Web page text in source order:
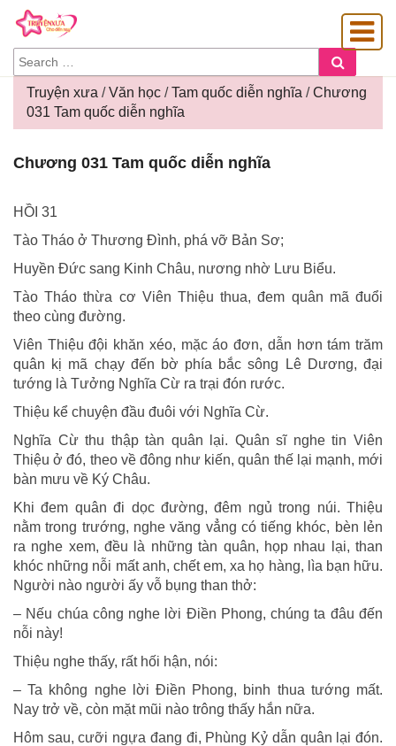
SEARCH
FOR:
Truyện xưa /Văn học /Tam quốc diễn nghĩa /Chương
031 Tam quốc diễn nghĩa
Chương
031
nghĩa
Chương 031 Tam quốc diễn nghĩa
HỒI 31
Tào Tháo ở Thương Đình, phá vỡ Bản Sơ;
Huyền Đức sang Kinh Châu, nương nhờ Lưu Biểu.
Tào Tháo thừa cơ Viên Thiệu thua, đem quân mã đuổi
theo cùng đường.
Viên Thiệu đội khăn xéo, mặc áo đơn, dẫn hơn tám trăm
quân kị mã chạy đến bờ phía bắc sông Lê Dương, đại
tướng là Tưởng Nghĩa Cừ ra trại đón rước.
Thiệu kể chuyện đầu đuôi với Nghĩa Cừ.
Nghĩa Cừ thu thập tàn quân lại. Quân sĩ nghe tin Viên
Thiệu ở đó, theo về đông như kiến, quân thế lại mạnh, mới
bàn mưu về Ký Châu.
Khi đem quân đi dọc đường, đêm ngủ trong núi. Thiệu
nằm trong trướng, nghe văng vẳng có tiếng khóc, bèn lẻn
ra nghe xem, đều là những tàn quân, họp nhau lại, than
khóc những nỗi mất anh, chết em, xa họ hàng, lìa bạn hữu.
Người nào người ấy vỗ bụng than thở:
– Nếu chúa công nghe lời Điền Phong, chúng ta đâu đến
nỗi này!
Thiệu nghe thấy, rất hối hận, nói:
– Ta không nghe lời Điền Phong, binh thua tướng mất.
Nay trở về, còn mặt mũi nào trông thấy hắn nữa.
Hôm sau, cưỡi ngựa đang đi, Phùng Kỷ dẫn quân lại đón.